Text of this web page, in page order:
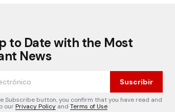
to Date with the Most
News
Suscribir
Subscribe button, you confirm that you have read and
ourPrivacy Policy and Terms of Use